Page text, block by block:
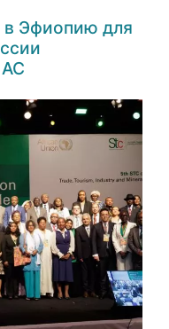
Эфиопию для
АС